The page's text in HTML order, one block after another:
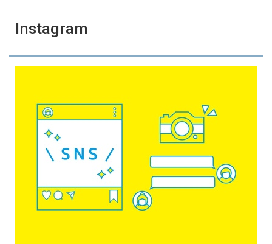
Instagram